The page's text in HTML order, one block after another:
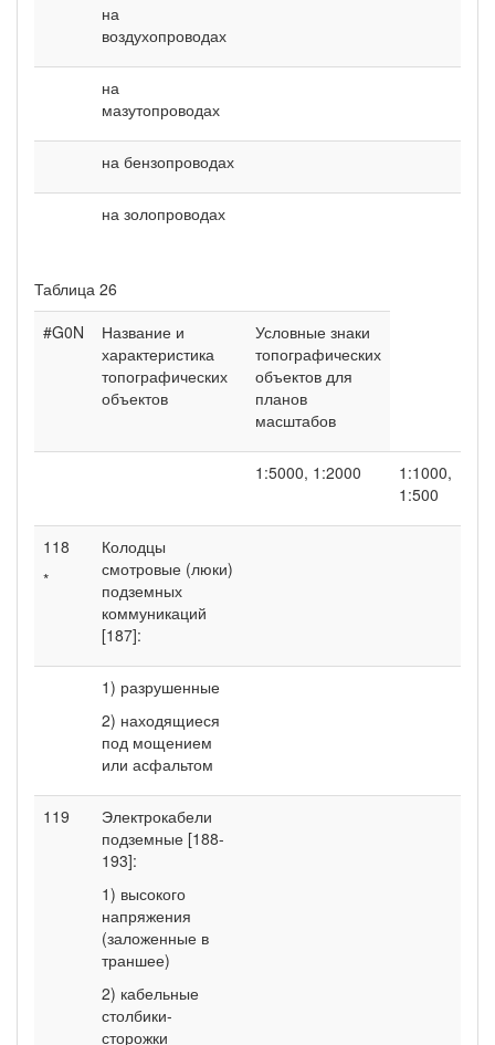
на
воздухопроводах
на
мазутопроводах
на бензопроводах
на золопроводах
Таблица 26
#G0N
Название и
характеристика
топографических
объектов
Условные знаки
топографических
объектов для
планов
масштабов
1:5000, 1:2000
1:1000,
1:500
118
*
Колодцы
смотровые (люки)
подземных
коммуникаций
[187]:
1) разрушенные
2) находящиеся
под мощением
или асфальтом
119
Электрокабели
подземные [188-
193]:
1) высокого
напряжения
(заложенные в
траншее)
2) кабельные
столбики-
сторожки